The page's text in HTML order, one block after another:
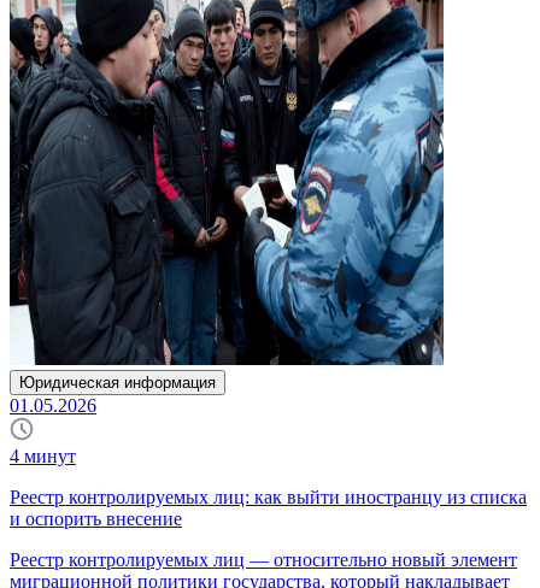
Юридическая информация
01.05.2026
4 минут
Реестр контролируемых лиц: как выйти иностранцу из списка
и оспорить внесение
Реестр контролируемых лиц — относительно новый элемент
миграционной политики государства, который накладывает